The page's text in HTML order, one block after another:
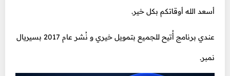
أسعد الله أوقاتكم بكل خير.
عندي برنامج أُتيح للجميع بتمويل خيري و نُشر عام 2017 بسيريال
نمبر.